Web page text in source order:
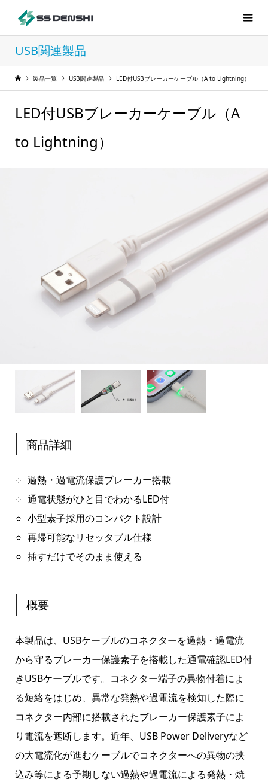
USB関連製品
製品一覧 USB関連製品 LED付USBブレーカーケーブル（A to Lightning）
LED付USBブレーカーケーブル（A
to Lightning）
商品詳細
過熱・過電流保護ブレーカー搭載
通電状態がひと目でわかるLED付
小型素子採用のコンパクト設計
再帰可能なリセッタブル仕様
挿すだけでそのまま使える
概要
本製品は、USBケーブルのコネクターを過熱・過電流
から守るブレーカー保護素子を搭載した通電確認LED付
きUSBケーブルです。コネクター端子の異物付着によ
る短絡をはじめ、異常な発熱や過電流を検知した際に
コネクター内部に搭載されたブレーカー保護素子によ
り電流を遮断します。近年、USB Power Deliveryなど
の大電流化が進むケーブルでコネクターへの異物の挟
込み等による予期しない過熱や過電流による発熱・焼